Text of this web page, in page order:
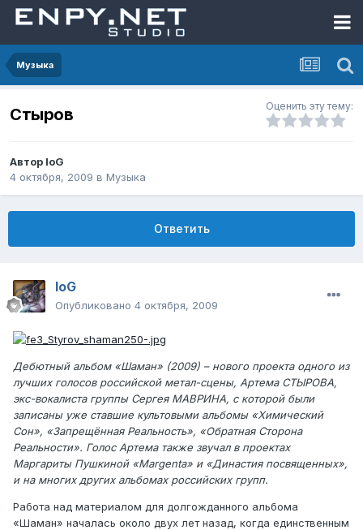
Музыка
Стыров Оценить эту тему:
Автор IoG
4 октября, 2009 в Музыка
Ответить
IoG
Опубликовано 4 октября, 2009
Дебютный альбом «Шаман» (2009) – нового проекта одного из
лучших голосов российской метал-сцены, Артема СТЫРОВА,
экс-вокалиста группы Сергея МАВРИНА, с которой были
записаны уже ставшие культовыми альбомы «Химический
Сон», «Запрещённая Реальность», «Обратная Сторона
Реальности». Голос Артема также звучал в проектах
Маргариты Пушкиной «Margenta» и «Династия посвященных»,
и на многих других альбомах российских групп.
Работа над материалом для долгожданного альбома
«Шаман» началась около двух лет назад, когда единственным